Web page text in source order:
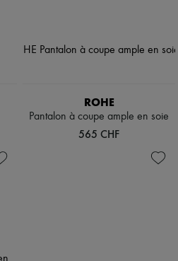
ROHE
Pantalon à coupe ample en soie
565 CHF